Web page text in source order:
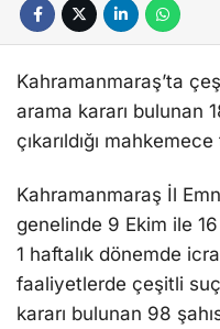
Kahramanmaraş’ta
arama kararı bulunan
çıkarıldığı
Kahramanmaraş İl
genelinde 9 Ekim ile
1 haftalık dönemde
faaliyetlerde çeşitli
kararı bulunan 98